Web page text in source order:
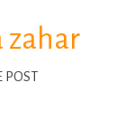
zahar
POST